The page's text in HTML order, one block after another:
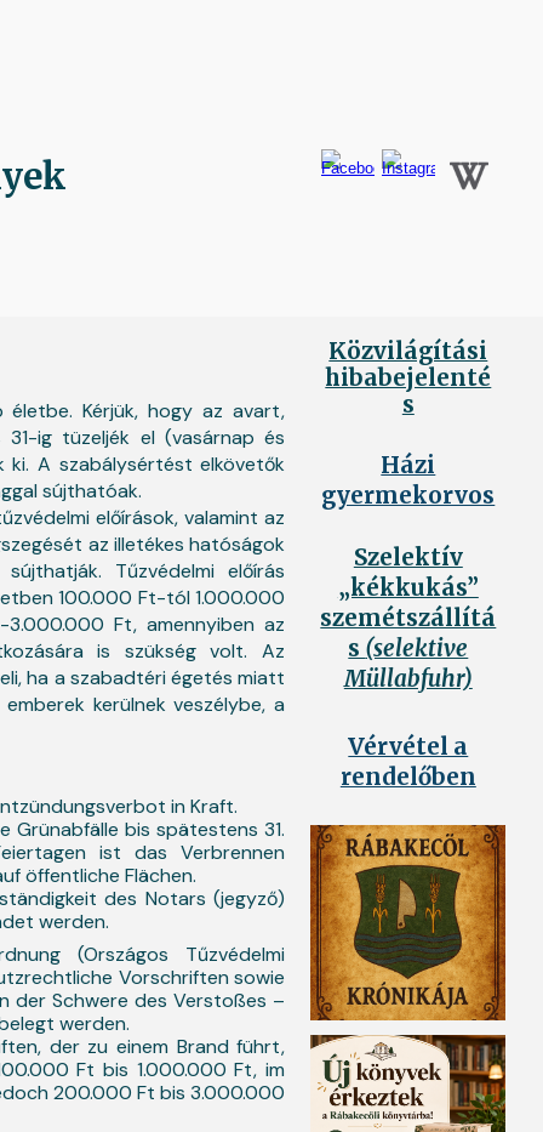
életbe. Kérjük, hogy az avart,
ig tüzeljék el (vasárnap és
ki. A szabálysértést elkövetők
sújthatóak.
előírások, valamint az
az illetékes hatóságok
Tűzvédelmi előírás
100.000 Ft-tól 1.000.000
Ft, amennyiben az
is szükség volt. Az
ha a szabadtéri égetés miatt
kerülnek veszélybe, a
in Kraft.
Grünabfälle bis spätestens 31.
ist das Verbrennen
öffentliche Flächen.
des Notars (jegyző)
werden.
(Országos Tűzvédelmi
Vorschriften sowie
der Schwere des Verstoßes –
werden.
der zu einem Brand führt,
Ft bis 1.000.000 Ft, im
200.000 Ft bis 3.000.000
Közvilágítási
hibabejelenté
s
Házi
gyermekorvos
Szelektív
„kékkukás”
szemétszállítá
s (selektive
Müllabfuhr)
Vérvétel a
rendelőben